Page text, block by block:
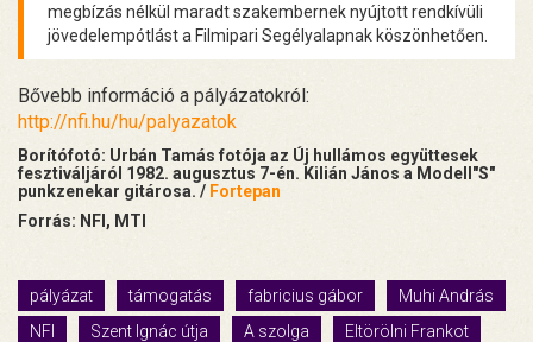
megbízás nélkül maradt szakembernek nyújtott rendkívüli
jövedelempótlást a Filmipari Segélyalapnak köszönhetően.
Bővebb információ a pályázatokról:
http://nfi.hu/hu/palyazatok
Borítófotó: Urbán Tamás fotója az Új hullámos együttesek
fesztiváljáról 1982. augusztus 7-én. Kilián János a Modell"S"
punkzenekar gitárosa. / Fortepan
Forrás: NFI, MTI
pályázat támogatás fabricius gábor
Muhi András
NFI
Szent Ignác útja A szolga
Eltörölni Frankot